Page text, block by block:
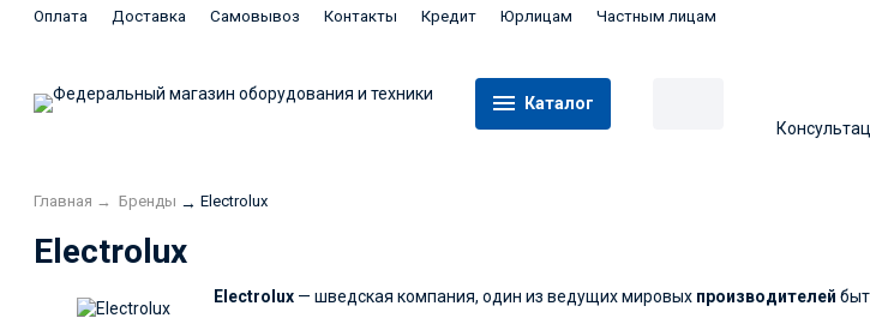
Оплата Доставка Самовывоз Контакты Кредит Юрлицам Частным лицам
Каталог
Главная → Бренды → Electrolux
Electrolux
Electrolux — шведская компания, один из ведущих мировых производителей